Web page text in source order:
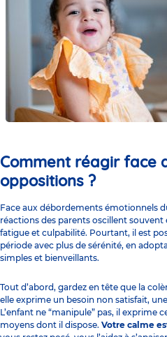
Comment réagir face
oppositions ?
Face aux débordements émotionnels
réactions des parents oscillent
fatigue et culpabilité. Pourtant, il est
période avec plus de sérénité, en
simples et bienveillants.
Tout d’abord, gardez en tête que la
elle exprime un besoin non satisfait,
L’enfant ne “manipule” pas, il exprime
moyens dont il dispose. Votre calme